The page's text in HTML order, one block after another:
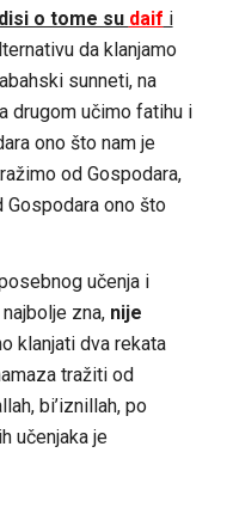
o tome su daif i
da klanjamo
sunneti, na
drugom učimo fatihu i
ono što nam je
od Gospodara,
ono što
učenja i
zna, nije
klanjati dva rekata
tražiti od
bi’iznillah, po
učenjaka je